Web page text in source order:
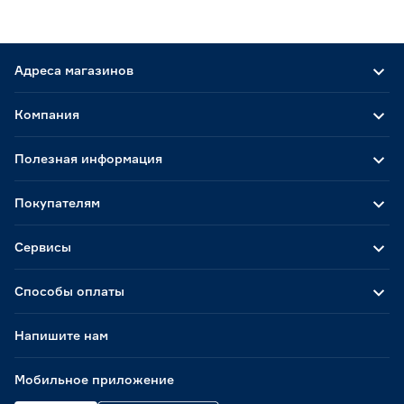
Адреса магазинов
Способы оплаты
Мобильное приложение
Компания
Полезная информация
Покупателям
Сервисы
Напишите нам